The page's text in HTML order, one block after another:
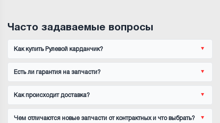
Часто задаваемые вопросы
Как купить Рулевой карданчик?
Есть ли гарантия на запчасти?
Как происходит доставка?
Чем отличаются новые запчасти от контрактных и что выбрать?